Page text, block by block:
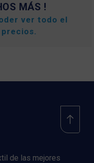
MÁS !
ver todo el
de las mejores